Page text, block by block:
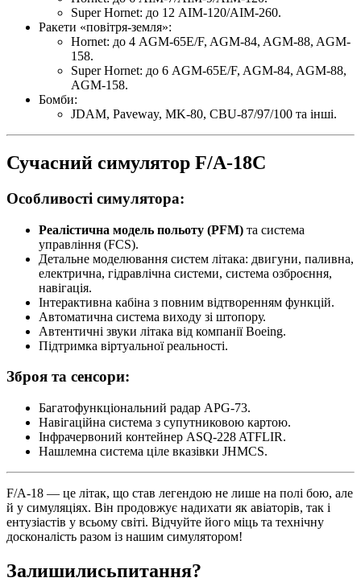
Super Hornet: до 12 AIM-120/AIM-260.
Ракети «повітря-земля»:
Hornet: до 4 AGM-65E/F, AGM-84, AGM-88, AGM-
158.
Super Hornet: до 6 AGM-65E/F, AGM-84, AGM-88,
AGM-158.
Бомби:
JDAM, Paveway, MK-80, CBU-87/97/100 та інші.
Сучасний симулятор F/A-18C
Особливості симулятора:
Реалістична модель польоту (PFM) та система
управління (FCS).
Детальне моделювання систем літака: двигуни, паливна,
електрична, гідравлічна системи, система озброєння,
навігація.
Інтерактивна кабіна з повним відтворенням функцій.
Автоматична система виходу зі штопору.
Автентичні звуки літака від компанії Boeing.
Підтримка віртуальної реальності.
Зброя та сенсори:
Багатофункціональний радар APG-73.
Навігаційна система з супутниковою картою.
Інфрачервоний контейнер ASQ-228 ATFLIR.
Нашлемна система ціле вказівки JHMCS.
F/A-18 — це літак, що став легендою не лише на полі бою, але
й у симуляціях. Він продовжує надихати як авіаторів, так і
ентузіастів у всьому світі. Відчуйте його міць та технічну
досконалість разом із нашим симулятором!
Залишилисьпитання?